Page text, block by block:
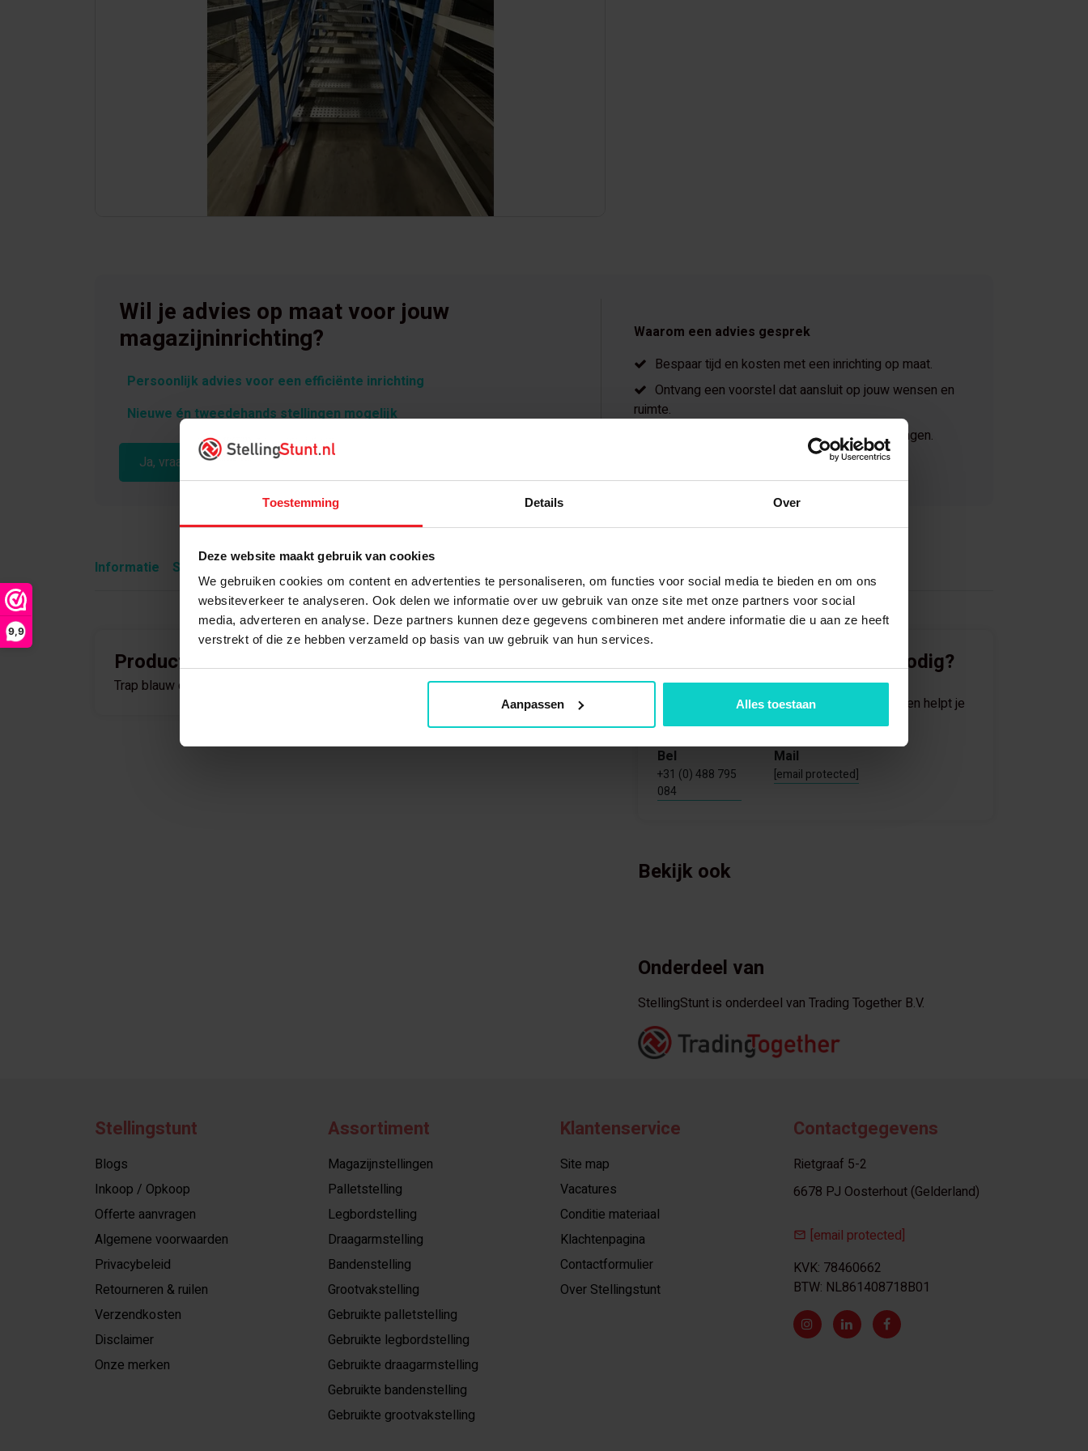
Toestemming Details Over
Deze website maakt gebruik van cookies
We gebruiken cookies om content en advertenties te personaliseren, om functies voor social media te bieden en om ons
websiteverkeer te analyseren. Ook delen we informatie over uw gebruik van onze site met onze partners voor social
media, adverteren en analyse. Deze partners kunnen deze gegevens combineren met andere informatie die u aan ze heeft
verstrekt of die ze hebben verzameld op basis van uw gebruik van hun services.
Aanpassen Alles toestaan
9,9
Wil je advies op maat voor jouw
magazijninrichting?
Persoonlijk advies voor een efficiënte inrichting
Nieuwe én tweedehands stellingen mogelijk
Ja, vraag vrijblijvend advies aan
Waarom een advies gesprek
Bespaar tijd en kosten met een inrichting op maat.
Ontvang een voorstel dat aansluit op jouw wensen en
ruimte.
Meer dan 20 jaar ervaring in magazijnoplossingen.
Informatie Specificaties Wat is inbegrepen?
Product informatie
Trap blauw ca. 3080mm hoog
Direct advies nodig?
Eén van onze specialisten helpt je
graag verder.
Bel
+31 (0) 488 795
084
Mail
[email protected]
Bekijk ook
Onderdeel van
StellingStunt is onderdeel van Trading Together B.V.
Stellingstunt
Blogs
Inkoop / Opkoop
Offerte aanvragen
Algemene voorwaarden
Privacybeleid
Retourneren & ruilen
Verzendkosten
Disclaimer
Onze merken
Assortiment
Magazijnstellingen
Palletstelling
Legbordstelling
Draagarmstelling
Bandenstelling
Grootvakstelling
Gebruikte palletstelling
Gebruikte legbordstelling
Gebruikte draagarmstelling
Gebruikte bandenstelling
Gebruikte grootvakstelling
Klantenservice
Site map
Vacatures
Conditie materiaal
Klachtenpagina
Contactformulier
Over Stellingstunt
Contactgegevens
Rietgraaf 5-2
6678 PJ Oosterhout (Gelderland)
[email protected]
KVK: 78460662
BTW: NL861408718B01